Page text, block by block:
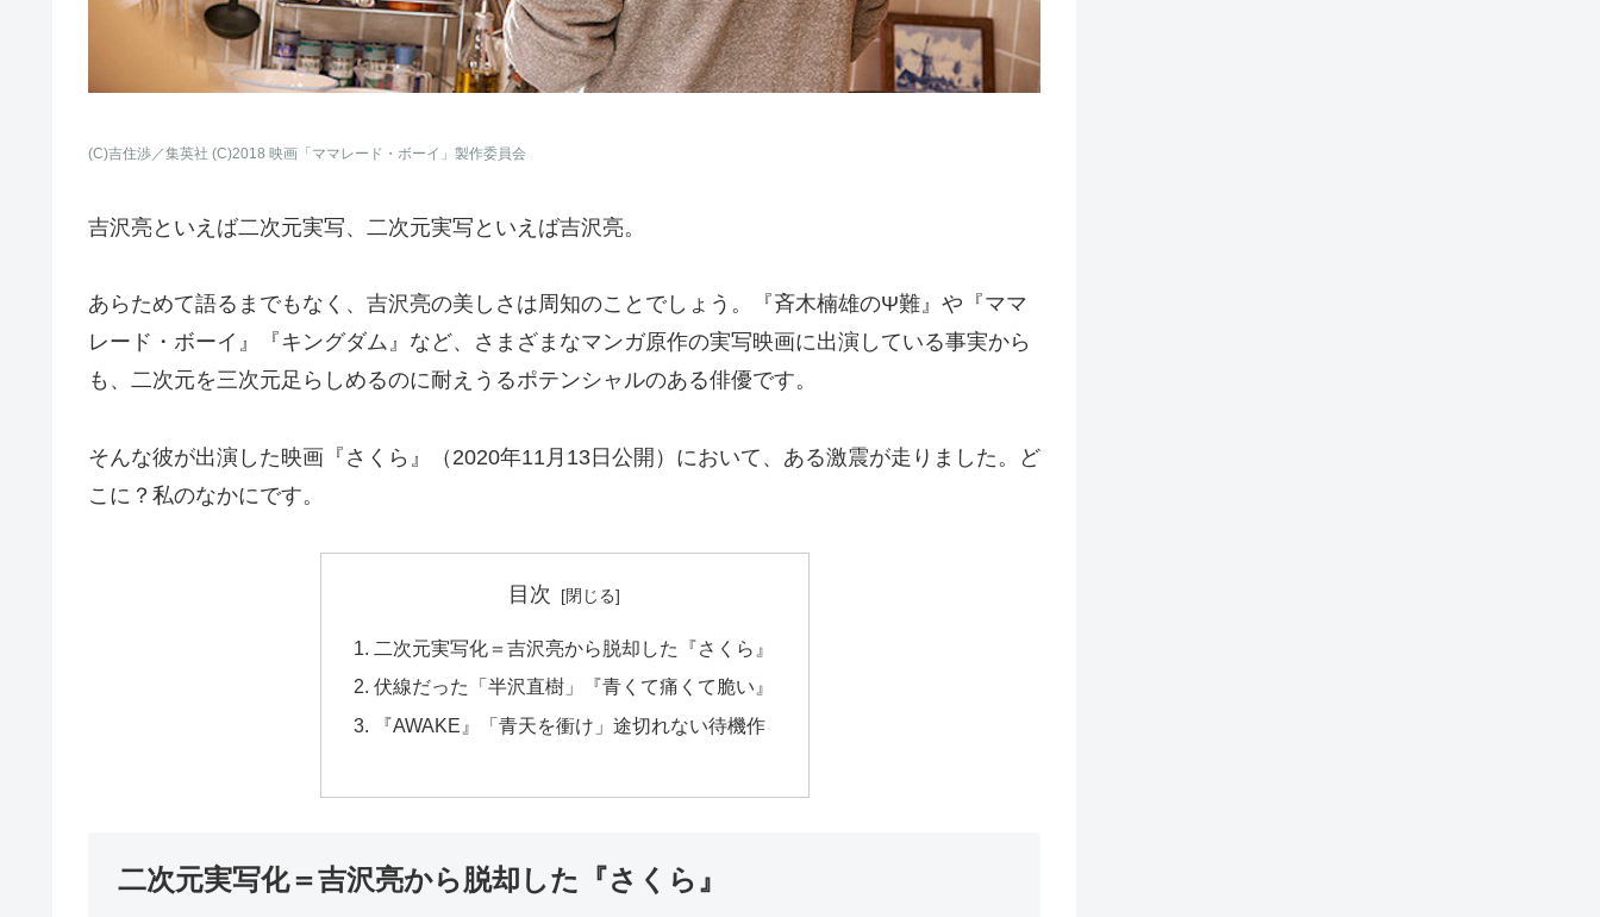
(C)吉住渉／集英社 (C)2018 映画「ママレード・ボーイ」製作委員会
吉沢亮といえば二次元実写、二次元実写といえば吉沢亮。
あらためて語るまでもなく、吉沢亮の美しさは周知のことでしょう。『斉木楠雄のΨ難』や『ママ
レード・ボーイ』『キングダム』など、さまざまなマンガ原作の実写映画に出演している事実から
も、二次元を三次元足らしめるのに耐えうるポテンシャルのある俳優です。
そんな彼が出演した映画『さくら』（2020年11月13日公開）において、ある激震が走りました。ど
こに？私のなかにです。
目次
二次元実写化＝吉沢亮から脱却した『さくら』
伏線だった「半沢直樹」『青くて痛くて脆い』
『AWAKE』「青天を衝け」途切れない待機作
二次元実写化＝吉沢亮から脱却した『さくら』